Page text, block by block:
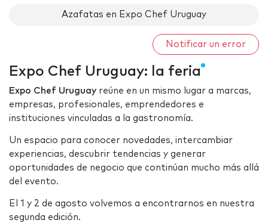
Azafatas en Expo Chef Uruguay
Notificar un error
Expo Chef Uruguay: la feria
Expo Chef Uruguayreúne en un mismo lugar a marcas,
empresas, profesionales, emprendedores e
instituciones vinculadas a la gastronomía.
Un espacio para conocer novedades, intercambiar
experiencias, descubrir tendencias y generar
oportunidades de negocio que continúan mucho más allá
del evento.
El 1 y 2 de agosto volvemos a encontrarnos en nuestra
segunda edición.